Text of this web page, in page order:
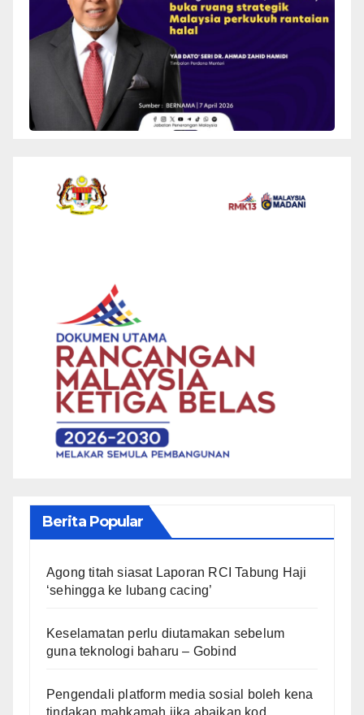
Berita Popular
Agong titah siasat Laporan RCI Tabung Haji
‘sehingga ke lubang cacing’
Keselamatan perlu diutamakan sebelum
guna teknologi baharu – Gobind
Pengendali platform media sosial boleh kena